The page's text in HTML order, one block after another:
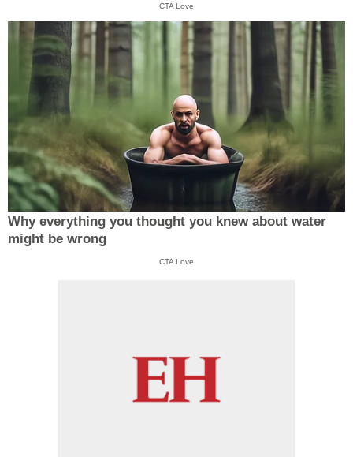
CTA Love
Why everything you thought you knew about water
might be wrong
CTA Love